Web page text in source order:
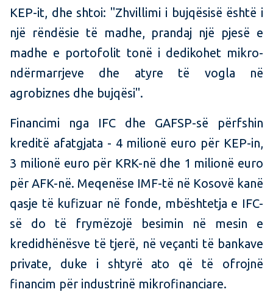
KEP-it, dhe shtoi: "Zhvillimi i bujqësisë është i
një rëndësie të madhe, prandaj një pjesë e
madhe e portofolit tonë i dedikohet mikro-
ndërmarrjeve dhe atyre të vogla në
agrobiznes dhe bujqësi".
Financimi nga IFC dhe GAFSP-së përfshin
kreditë afatgjata - 4 milionë euro për KEP-in,
3 milionë euro për KRK-në dhe 1 milionë euro
për AFK-në. Meqenëse IMF-të në Kosovë kanë
qasje të kufizuar në fonde, mbështetja e IFC-
së do të frymëzojë besimin në mesin e
kredidhënësve të tjerë, në veçanti të bankave
private, duke i shtyrë ato që të ofrojnë
financim për industrinë mikrofinanciare.